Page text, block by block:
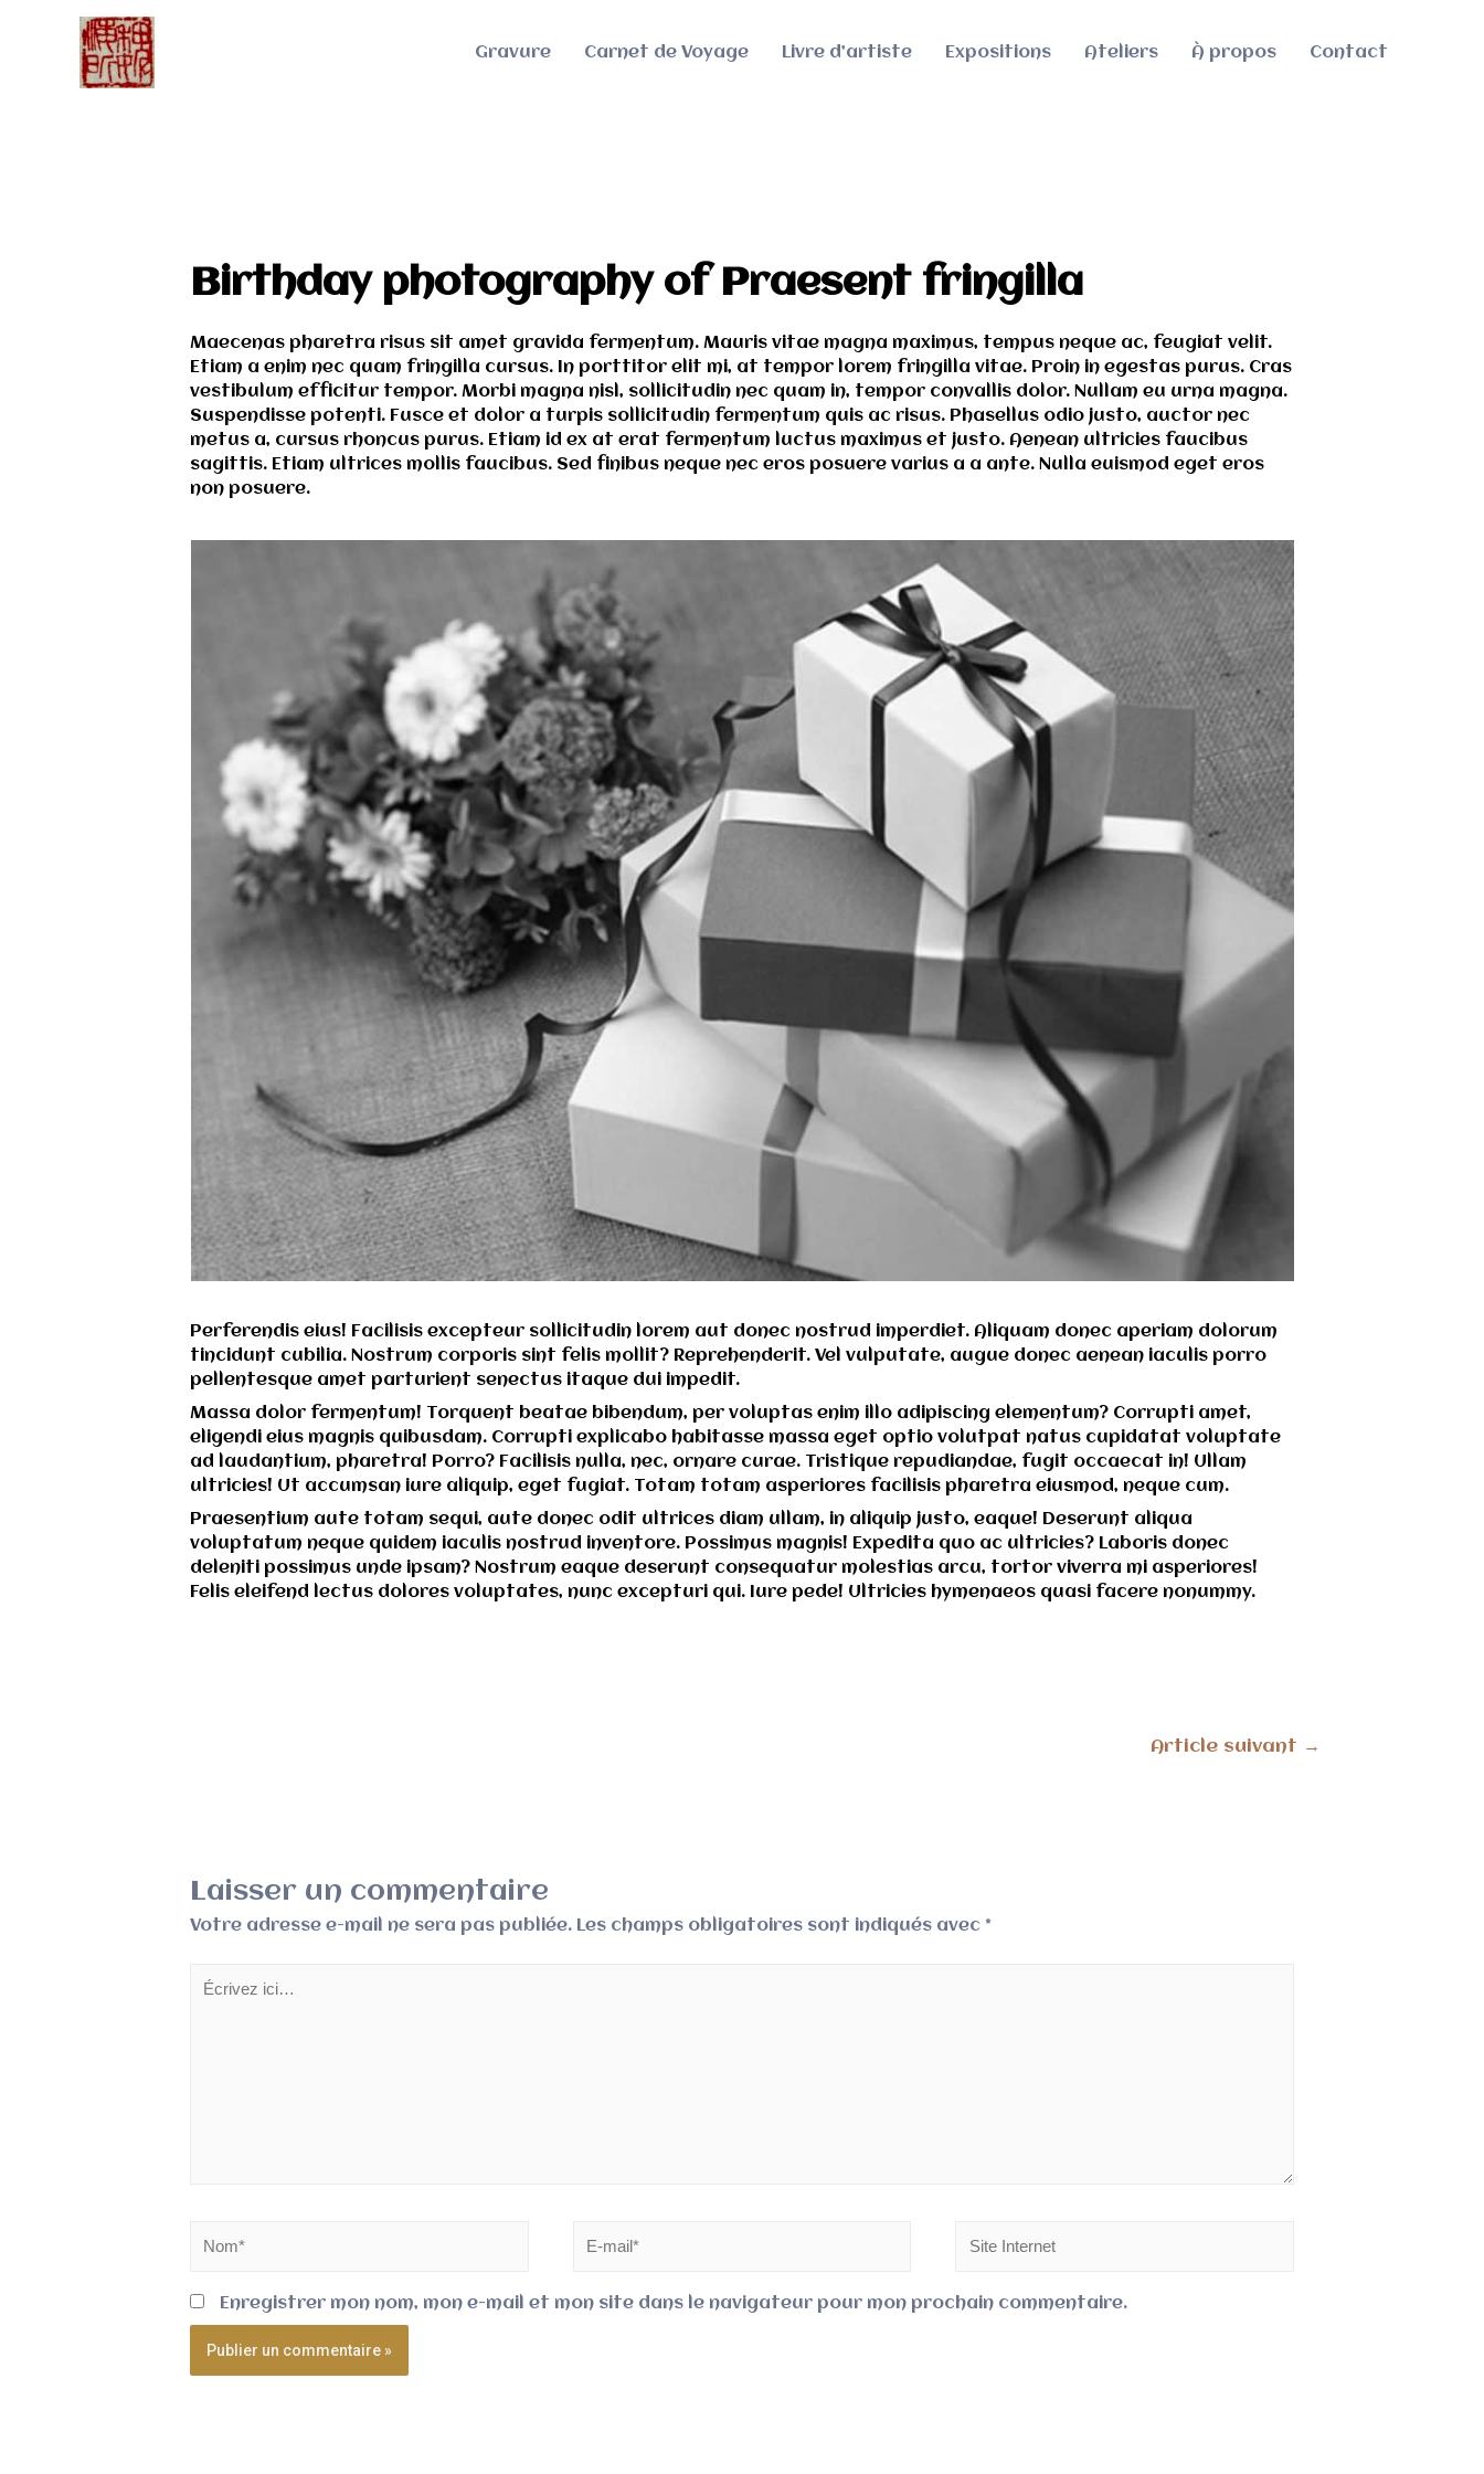
Gravure Carnet de Voyage Livre d’artiste Expositions Ateliers À propos Contact
Birthday photography of Praesent fringilla
Maecenas pharetra risus sit amet gravida fermentum. Mauris vitae magna maximus, tempus neque ac, feugiat velit.
Etiam a enim nec quam fringilla cursus. In porttitor elit mi, at tempor lorem fringilla vitae. Proin in egestas purus. Cras
vestibulum efficitur tempor. Morbi magna nisl, sollicitudin nec quam in, tempor convallis dolor. Nullam eu urna magna.
Suspendisse potenti. Fusce et dolor a turpis sollicitudin fermentum quis ac risus. Phasellus odio justo, auctor nec
metus a, cursus rhoncus purus. Etiam id ex at erat fermentum luctus maximus et justo. Aenean ultricies faucibus
sagittis. Etiam ultrices mollis faucibus. Sed finibus neque nec eros posuere varius a a ante. Nulla euismod eget eros
non posuere.
Perferendis eius! Facilisis excepteur sollicitudin lorem aut donec nostrud imperdiet. Aliquam donec aperiam dolorum
tincidunt cubilia. Nostrum corporis sint felis mollit? Reprehenderit. Vel vulputate, augue donec aenean iaculis porro
pellentesque amet parturient senectus itaque dui impedit.
Massa dolor fermentum! Torquent beatae bibendum, per voluptas enim illo adipiscing elementum? Corrupti amet,
eligendi eius magnis quibusdam. Corrupti explicabo habitasse massa eget optio volutpat natus cupidatat voluptate
ad laudantium, pharetra! Porro? Facilisis nulla, nec, ornare curae. Tristique repudiandae, fugit occaecat in! Ullam
ultricies! Ut accumsan iure aliquip, eget fugiat. Totam totam asperiores facilisis pharetra eiusmod, neque cum.
Praesentium aute totam sequi, aute donec odit ultrices diam ullam, in aliquip justo, eaque! Deserunt aliqua
voluptatum neque quidem iaculis nostrud inventore. Possimus magnis! Expedita quo ac ultricies? Laboris donec
deleniti possimus unde ipsam? Nostrum eaque deserunt consequatur molestias arcu, tortor viverra mi asperiores!
Felis eleifend lectus dolores voluptates, nunc excepturi qui. Iure pede! Ultricies hymenaeos quasi facere nonummy.
Article suivant →
Laisser un commentaire
Votre adresse e-mail ne sera pas publiée. Les champs obligatoires sont indiqués avec *
Enregistrer mon nom, mon e-mail et mon site dans le navigateur pour mon prochain commentaire.